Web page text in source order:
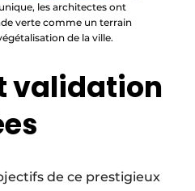
les architectes ont
verte comme un terrain
de la ville.
validation
de ce prestigieux